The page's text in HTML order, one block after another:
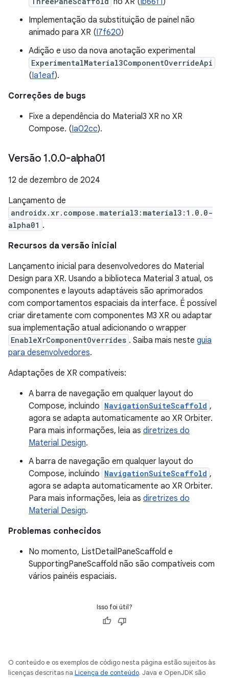
Implementação da substituição de painel não
animado para XR (I7f620)
Adição e uso da nova anotação experimental
ExperimentalMaterial3ComponentOverrideApi
(Ia1eaf).
Correções de bugs
Fixe a dependência do Material3 XR no XR
Compose. (Ia02cc).
Versão 1.0.0-alpha01
12 de dezembro de 2024
Lançamento de
androidx.xr.compose.material3:material3:1.0.0-
alpha01 .
Recursos da versão inicial
Lançamento inicial para desenvolvedores do Material
Design para XR. Usando a biblioteca Material 3 atual, os
componentes e layouts adaptáveis são aprimorados
com comportamentos espaciais da interface. É possível
criar diretamente com componentes M3 XR ou adaptar
sua implementação atual adicionando o wrapper
EnableXrComponentOverrides . Saiba mais neste guia
para desenvolvedores.
Adaptações de XR compatíveis:
A barra de navegação em qualquer layout do
Compose, incluindo NavigationSuiteScaffold ,
agora se adapta automaticamente ao XR Orbiter.
Para mais informações, leia as diretrizes do
Material Design.
A barra de navegação em qualquer layout do
Compose, incluindo NavigationSuiteScaffold ,
agora se adapta automaticamente ao XR Orbiter.
Para mais informações, leia as diretrizes do
Material Design.
Problemas conhecidos
No momento, ListDetailPaneScaffold e
SupportingPaneScaffold não são compatíveis com
vários painéis espaciais.
Isso foi útil?
O conteúdo e os exemplos de código nesta página estão sujeitos às
licenças descritas na Licença de conteúdo. Java e OpenJDK são